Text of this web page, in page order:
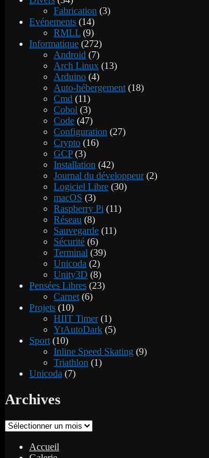
Fabrication (3)
Evénements (14)
RMLL (9)
Informatique (272)
Android (7)
Arch Linux (13)
Arduino (4)
Auto-hébergement(18)
Cmd (11)
Cobol (3)
Code (47)
Configuration (27)
Crypto (16)
GCP(3)
Installation (42)
Journal du développeur(2)
Logiciel Libre (30)
macOS (3)
Raspberry Pi (11)
Réseau (8)
Sauvegarde (11)
Sécurité (6)
Terminal (39)
Unicoda (2)
Unity3D (8)
Pensées Libres (23)
Carnet(6)
Projets (10)
HIIT Timer(1)
YtAutoDark (5)
Sport(10)
Inline Speed Skating (9)
Triathlon (1)
Unicoda (7)
Archives
Archives
Accueil